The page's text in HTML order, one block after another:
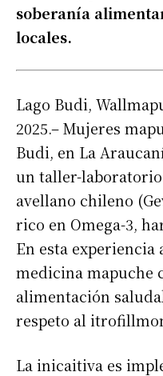
soberanía
locales.
Lago Budi,
2025.– Mujeres
Budi, en La
un taller-
avellano chileno
rico en Omega-3,
En esta
medicina mapuche
alimentación
respeto al
La inicaitiva es